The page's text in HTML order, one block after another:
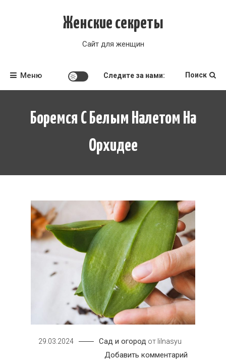
Женские секреты
Сайт для женщин
Меню Следите за нами: Поиск
Боремся С Белым Налетом На
Орхидее
29.03.2024 Сад и огород от lilnasyu
Добавить комментарий